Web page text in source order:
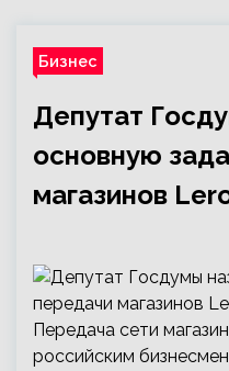
Бизнес
Депутат
основную
магазинов
Передача сети
российским